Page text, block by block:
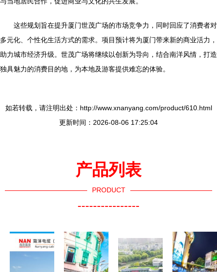
这些规划旨在提升厦门世茂广场的市场竞争力，同时回应了消费者对
多元化、个性化生活方式的需求。项目预计将为厦门带来新的商业活力，
助力城市经济升级。世茂广场将继续以创新为导向，结合南洋风情，打造
独具魅力的消费目的地，为本地及游客提供难忘的体验。
如若转载，请注明出处：http://www.xnanyang.com/product/610.html
更新时间：2026-08-06 17:25:04
产品列表
PRODUCT
----------------